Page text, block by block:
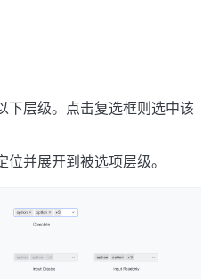
下层级。点击复选框则选中该
并展开到被选项层级。